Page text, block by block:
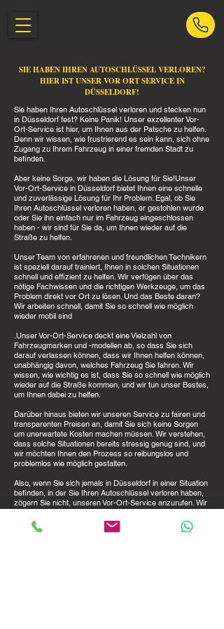
SIE HABEN IHREN AUTOSCHLÜSSEL VERLOREN?
HIER IST UNSER VOR ORT SERVICE IN
DÜSSELDORF!
Sie haben Ihren Autoschlüssel verloren und stecken nun
in Düsseldorf fest? Keine Panik! Unser exzellenter Vor-
Ort-Service ist hier, um Ihnen aus der Patsche zu helfen.
Denn wir wissen, wie frustrierend es sein kann, sich ohne
Zugang zu Ihrem Fahrzeug in einer fremden Stadt zu
befinden.
Aber keine Sorge, wir haben die Lösung für Sie!Unser
Vor-Ort-Service in Düsseldorf bietet Ihnen eine schnelle
und zuverlässige Lösung für Ihr Problem. Egal, ob Sie
Ihren Autoschlüssel verloren haben, er gestohlen wurde
oder Sie ihn einfach nur im Fahrzeug eingeschlossen
haben - wir sind für Sie da, um Ihnen wieder auf die
Straße zu helfen.
Unser Team von erfahrenen und freundlichen Technikern
ist speziell darauf trainiert, Ihnen in solchen Situationen
schnell und effizient zu helfen. Wir verfügen über das
nötige Fachwissen und die richtigen Werkzeuge, um das
Problem direkt vor Ort zu lösen. Und das Beste daran?
Wir arbeiten schnell, damit Sie so schnell wie möglich
wieder mobil sind
.Unser Vor-Ort-Service deckt eine Vielzahl von
Fahrzeugmarken und -modellen ab, so dass Sie sich
darauf verlassen können, dass wir Ihnen helfen können,
unabhängig davon, welches Fahrzeug Sie fahren. Wir
wissen, wie wichtig es ist, dass Sie so schnell wie möglich
wieder auf die Straße kommen, und wir tun unser Bestes,
um Ihnen dabei zu helfen.
Darüber hinaus bieten wir unseren Service zu fairen und
transparenten Preisen an, damit Sie sich keine Sorgen
um unerwartete Kosten machen müssen. Wir verstehen,
dass solche Situationen bereits stressig genug sind, und
wir möchten Ihnen den Prozess so reibungslos und
problemlos wie möglich gestalten.
Also, wenn Sie sich jemals in Düsseldorf in einer Situation
befinden, in der Sie Ihren Autoschlüssel verloren haben,
zögern Sie nicht, unseren Vor-Ort-Service anzurufen. Wir
Straße zu bringen - schnell, zuverlässig und stressfrei!